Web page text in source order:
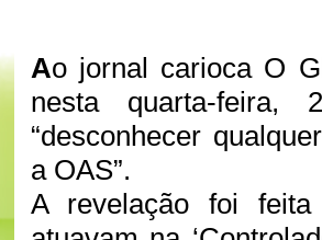
Ao jornal carioca O
nesta quarta-feira,
“desconhecer
a OAS”.
A revelação foi